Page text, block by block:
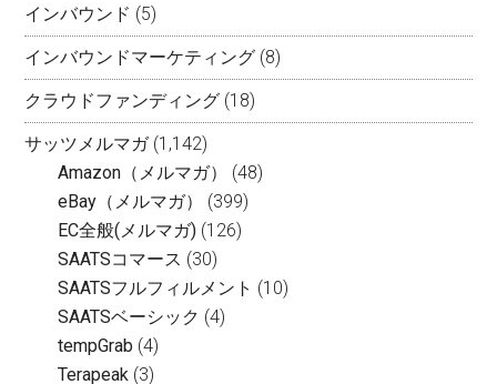
インバウンド (5)
インバウンドマーケティング (8)
クラウドファンディング (18)
サッツメルマガ(1,142)
Amazon（メルマガ）
(48)
eBay（メルマガ）
(399)
EC全般(メルマガ) (126)
SAATSコマース (30)
SAATSフルフィルメント (10)
SAATSベーシック (4)
tempGrab (4)
Terapeak (3)